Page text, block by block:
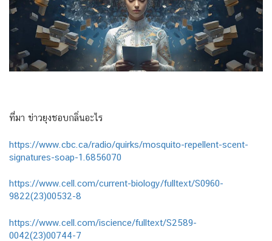
ที่มา ข่าวยุงชอบกลิ่นอะไร
https://www.cbc.ca/radio/quirks/mosquito-repellent-scent-
signatures-soap-1.6856070
https://www.cell.com/current-biology/fulltext/S0960-
9822(23)00532-8
https://www.cell.com/iscience/fulltext/S2589-
0042(23)00744-7